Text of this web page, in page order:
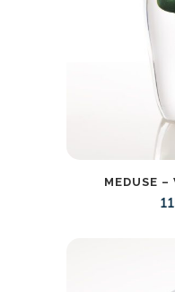
MEDUSE